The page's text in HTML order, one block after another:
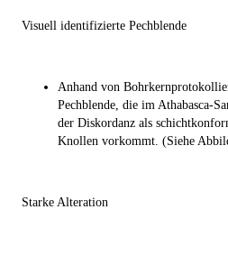
Visuell identifizierte Pechblende
Anhand von
Pechblende, die im Athabasca-
der Diskordanz als
Knollen vorkommt. (Siehe
Starke Alteration